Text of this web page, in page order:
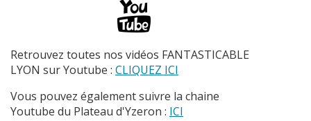
Retrouvez toutes nos vidéos FANTASTICABLE
LYON sur Youtube : CLIQUEZ ICI
Vous pouvez également suivre la chaine
Youtube du Plateau d'Yzeron : ICI